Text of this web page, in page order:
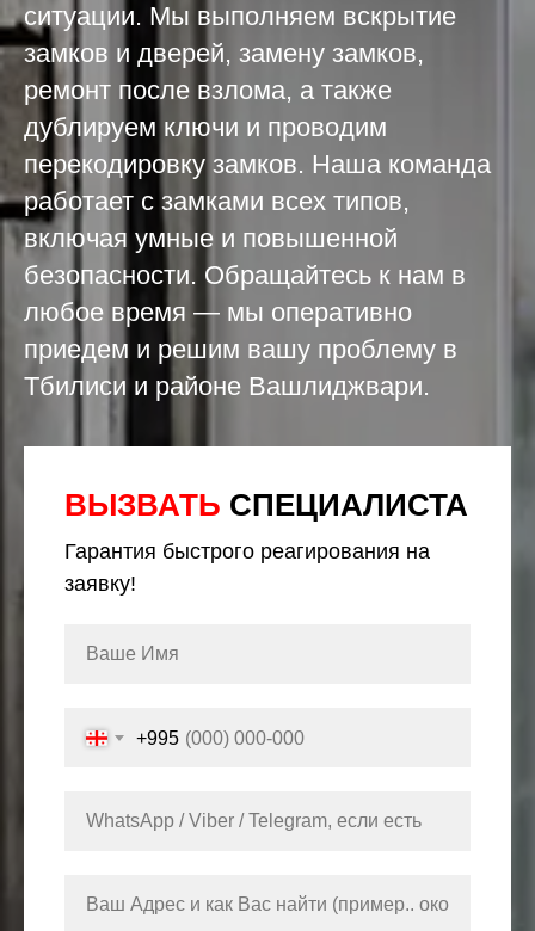
ситуации. Мы выполняем вскрытие
замков и дверей, замену замков,
ремонт после взлома, а также
дублируем ключи и проводим
перекодировку замков. Наша команда
работает с замками всех типов,
включая умные и повышенной
безопасности. Обращайтесь к нам в
любое время — мы оперативно
приедем и решим вашу проблему в
Тбилиси и районе Вашлиджвари.
ВЫЗВАТЬ СПЕЦИАЛИСТА
Гарантия быстрого реагирования на
заявку!
+995